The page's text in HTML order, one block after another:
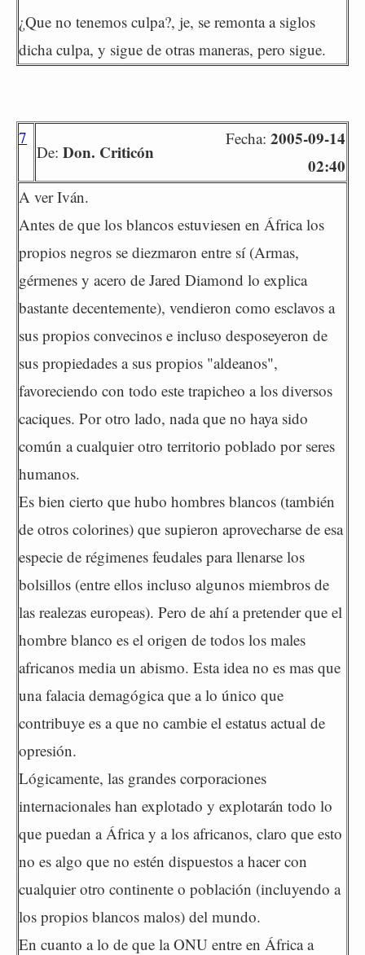
¿Que no tenemos culpa?, je, se remonta a siglos
dicha culpa, y sigue de otras maneras, pero sigue.
7
De: Don. Criticón
Fecha: 2005-09-14
02:40
A ver Iván.
Antes de que los blancos estuviesen en África los
propios negros se diezmaron entre sí (Armas,
gérmenes y acero de Jared Diamond lo explica
bastante decentemente), vendieron como esclavos a
sus propios convecinos e incluso desposeyeron de
sus propiedades a sus propios "aldeanos",
favoreciendo con todo este trapicheo a los diversos
caciques. Por otro lado, nada que no haya sido
común a cualquier otro territorio poblado por seres
humanos.
Es bien cierto que hubo hombres blancos (también
de otros colorines) que supieron aprovecharse de esa
especie de régimenes feudales para llenarse los
bolsillos (entre ellos incluso algunos miembros de
las realezas europeas). Pero de ahí a pretender que el
hombre blanco es el origen de todos los males
africanos media un abismo. Esta idea no es mas que
una falacia demagógica que a lo único que
contribuye es a que no cambie el estatus actual de
opresión.
Lógicamente, las grandes corporaciones
internacionales han explotado y explotarán todo lo
que puedan a África y a los africanos, claro que esto
no es algo que no estén dispuestos a hacer con
cualquier otro continente o población (incluyendo a
los propios blancos malos) del mundo.
En cuanto a lo de que la ONU entre en África a